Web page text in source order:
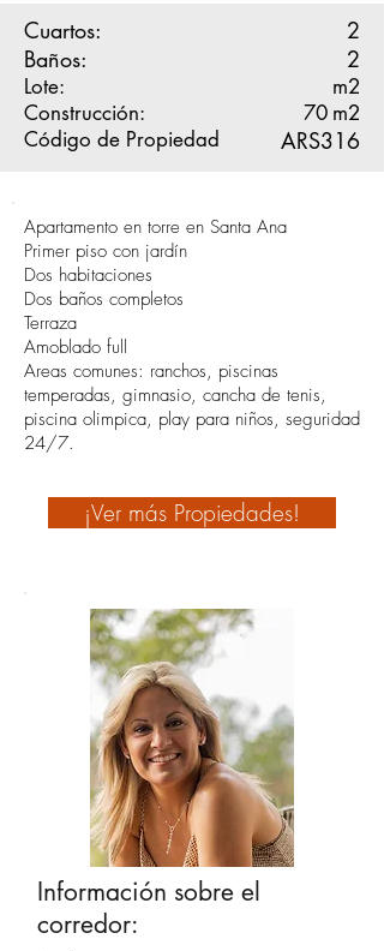
Cuartos:
Baños:
Lote:
Construcción:
Código de Propiedad
2
2
m2
70 m2
ARS316
Apartamento en torre en Santa Ana
Primer piso con jardín
Dos habitaciones
Dos baños completos
Terraza
Amoblado full
Areas comunes: ranchos, piscinas
temperadas, gimnasio, cancha de tenis,
piscina olimpica, play para niños, seguridad
24/7.
¡Ver más Propiedades!
Información sobre el
corredor: